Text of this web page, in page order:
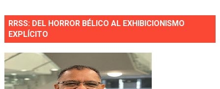
RRSS: DEL HORROR BÉLICO AL EXHIBICIONISMO
EXPLÍCITO